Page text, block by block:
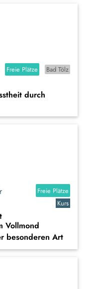
Freie Plätze
Bad Tölz
durch
Freie Plätze
Kurs
Vollmond
besonderen Art